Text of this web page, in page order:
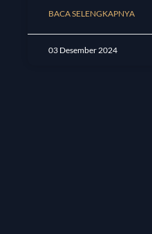
BACA SELENGKAPNYA
03 Desember 2024